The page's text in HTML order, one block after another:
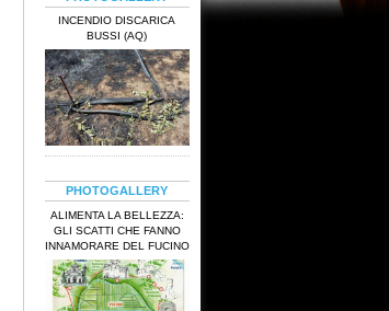
INCENDIO DISCARICA
BUSSI (AQ)
PHOTOGALLERY
ALIMENTA LA BELLEZZA:
GLI SCATTI CHE FANNO
INNAMORARE DEL FUCINO